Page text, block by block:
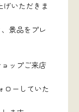
げいただきま
景品をプレ
ップご来店
ローしていた